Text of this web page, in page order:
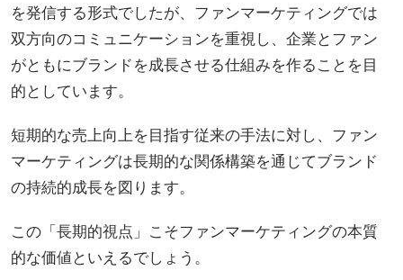
を発信する形式でしたが、ファンマーケティングでは
双方向のコミュニケーションを重視し、企業とファン
がともにブランドを成長させる仕組みを作ることを目
的としています。
短期的な売上向上を目指す従来の手法に対し、ファン
マーケティングは長期的な関係構築を通じてブランド
の持続的成長を図ります。
この「長期的視点」こそファンマーケティングの本質
的な価値といえるでしょう。